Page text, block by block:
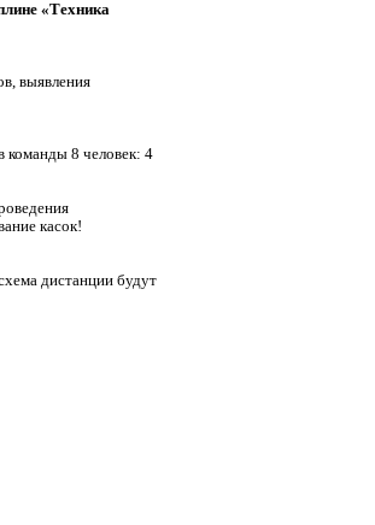
«Техника
выявления
команды 8 человек: 4
касок!
дистанции будут